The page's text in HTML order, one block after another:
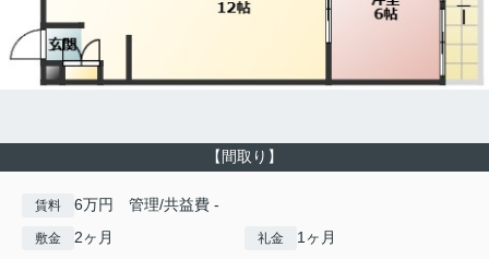
【間取り】
賃料 6万円 管理/共益費 -
敷金 2ヶ月 礼金 1ヶ月